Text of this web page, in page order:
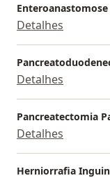
Detalhes
Detalhes
Pancreatectomia
Detalhes
Herniorrafia